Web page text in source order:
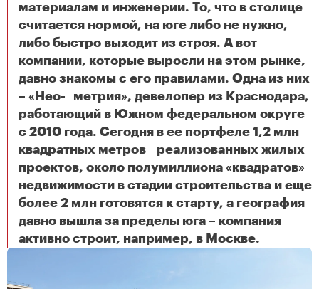
материалам и инженерии. То, что в столице
считается нормой, на юге либо не нужно,
либо быстро выходит из строя. А вот
компании, которые выросли на этом рынке,
давно знакомы с его правилами. Одна из них
– «Нео- метрия», девелопер из Краснодара,
работающий в Южном федеральном округе
с 2010 года. Сегодня в ее портфеле 1,2 млн
квадратных метров реализованных жилых
проектов, около полумиллиона «квадратов»
недвижимости в стадии строительства и еще
более 2 млн готовятся к старту, а география
давно вышла за пределы юга – компания
активно строит, например, в Москве.